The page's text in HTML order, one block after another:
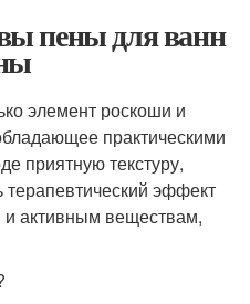
пены для ванн
элемент роскоши и
практическими
приятную текстуру,
терапевтический эффект
активным веществам,